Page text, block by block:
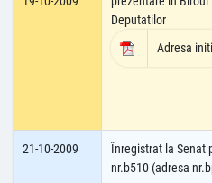
Deputatilor
Adresa
21-10-2009
Înregistrat la Senat
nr.b510 (adresa